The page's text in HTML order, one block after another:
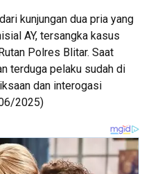
kunjungan dua pria yang
AY, tersangka kasus
Polres Blitar. Saat
terduga pelaku sudah di
dan interogasi
2025)